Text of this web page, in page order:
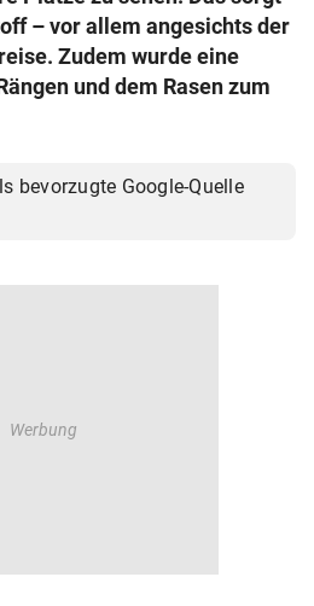
– vor allem angesichts der
Zudem wurde eine
und dem Rasen zum
bevorzugte Google-Quelle